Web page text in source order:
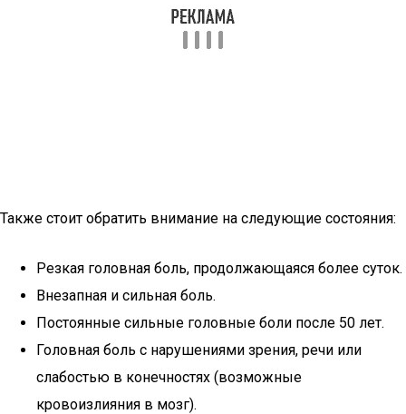
Также стоит обратить внимание на следующие состояния:
Резкая головная боль, продолжающаяся более суток.
Внезапная и сильная боль.
Постоянные сильные головные боли после 50 лет.
Головная боль с нарушениями зрения, речи или
слабостью в конечностях (возможные
кровоизлияния в мозг).